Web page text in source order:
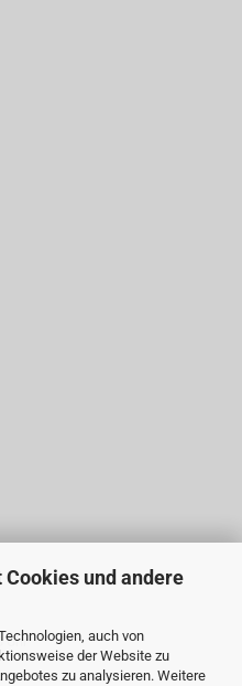
und andere
auch von
der Website zu
zu analysieren. Weitere
Uhr